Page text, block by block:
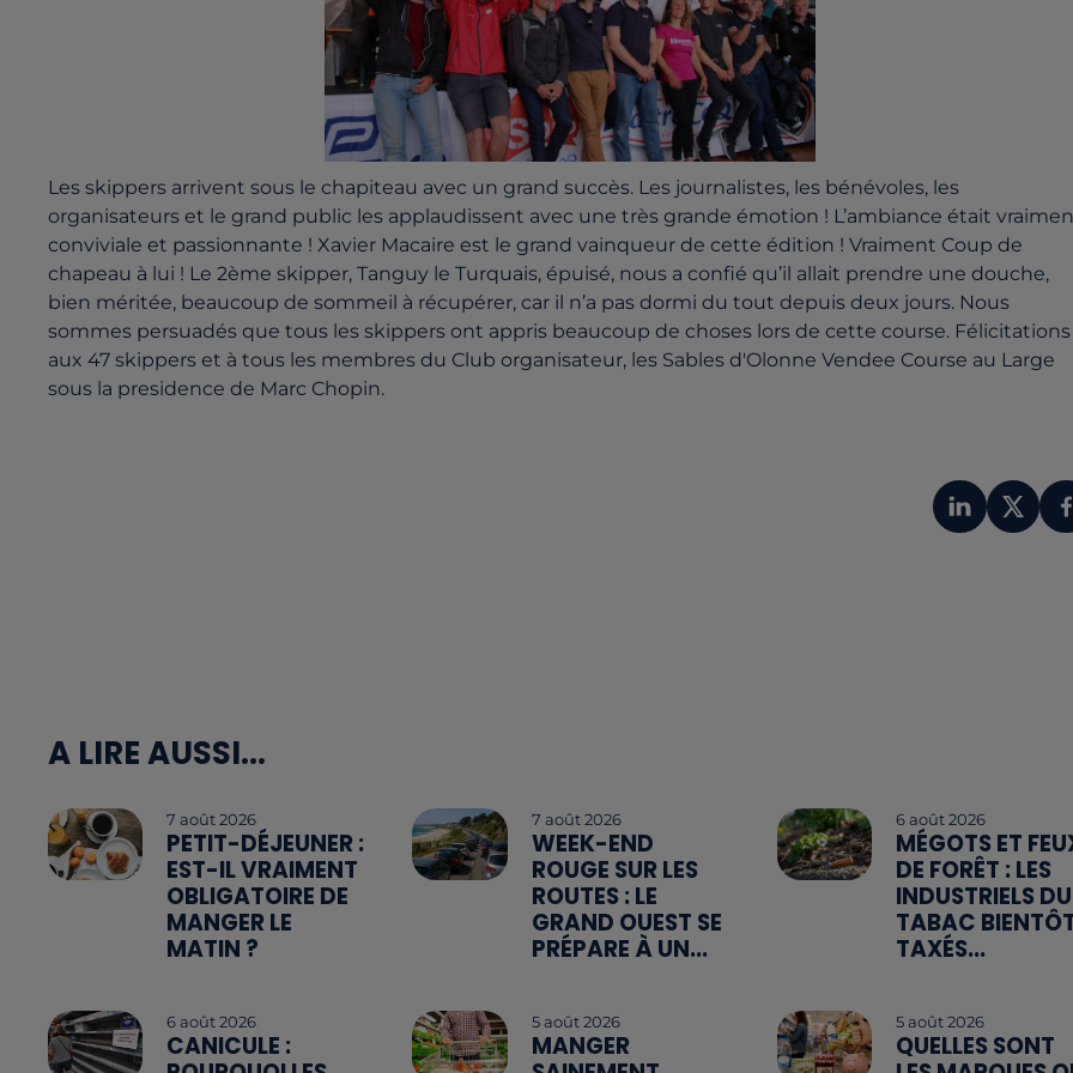
Les skippers arrivent sous le chapiteau avec un grand succès. Les journalistes, les bénévoles, les
organisateurs et le grand public les applaudissent avec une très grande émotion ! L’ambiance était
conviviale et passionnante ! Xavier Macaire est le grand vainqueur de cette édition ! Vraiment Coup de
chapeau à lui ! Le 2ème skipper, Tanguy le Turquais, épuisé, nous a confié qu’il allait prendre une douche,
bien méritée, beaucoup de sommeil à récupérer, car il n’a pas dormi du tout depuis deux jours. Nous
sommes persuadés que tous les skippers ont appris beaucoup de choses lors de cette course. Félicitations
aux 47 skippers et à tous les membres du Club organisateur, les Sables d'Olonne Vendee Course au Large
sous la presidence de Marc Chopin.
A LIRE AUSSI...
7 août 2026
PETIT-DÉJEUNER :
EST-IL VRAIMENT
OBLIGATOIRE DE
MANGER LE
MATIN ?
7 août 2026
WEEK-END
ROUGE SUR LES
ROUTES : LE
GRAND OUEST SE
PRÉPARE À UN...
6 août 2026
MÉGOTS ET
DE FORÊT : LES
INDUSTRIELS DU
TABAC
TAXÉS...
6 août 2026
CANICULE :
5 août 2026
MANGER
5 août 2026
QUELLES SONT